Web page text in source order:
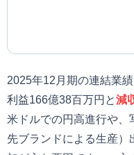
2025年12月期の連結業
利益166億38百万円と減
米ドルでの円高進行や、
先ブランドによる生産